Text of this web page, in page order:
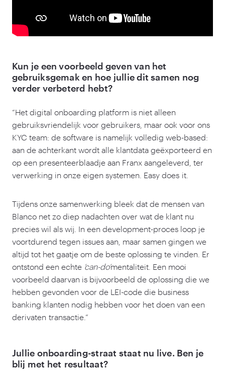
Kun je een voorbeeld geven van het
gebruiksgemak en hoe jullie dit samen nog
verder verbeterd hebt?
“Het digital onboarding platform is niet alleen
gebruiksvriendelijk voor gebruikers, maar ook voor ons
KYC team: de software is namelijk volledig web-based:
aan de achterkant wordt alle klantdata geëxporteerd en
op een presenteerblaadje aan Franx aangeleverd, ter
verwerking in onze eigen systemen. Easy does it.
Tijdens onze samenwerking bleek dat de mensen van
Blanco net zo diep nadachten over wat de klant nu
precies wil als wij. In een development-proces loop je
voortdurend tegen issues aan, maar samen gingen we
altijd tot het gaatje om de beste oplossing te vinden. Er
ontstond een echte can-do’mentaliteit. Een mooi
voorbeeld daarvan is bijvoorbeeld de oplossing die we
hebben gevonden voor de LEI-code die business
banking klanten nodig hebben voor het doen van een
derivaten transactie.”
Jullie onboarding-straat staat nu live. Ben je
blij met het resultaat?